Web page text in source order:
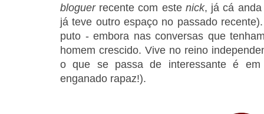
bloguerrecente com este nick, já cá
já teve outro espaço no passado
puto -embora nas conversas que
homem crescido. Vive no reino
o que se passa de interessante é
enganado rapaz!).